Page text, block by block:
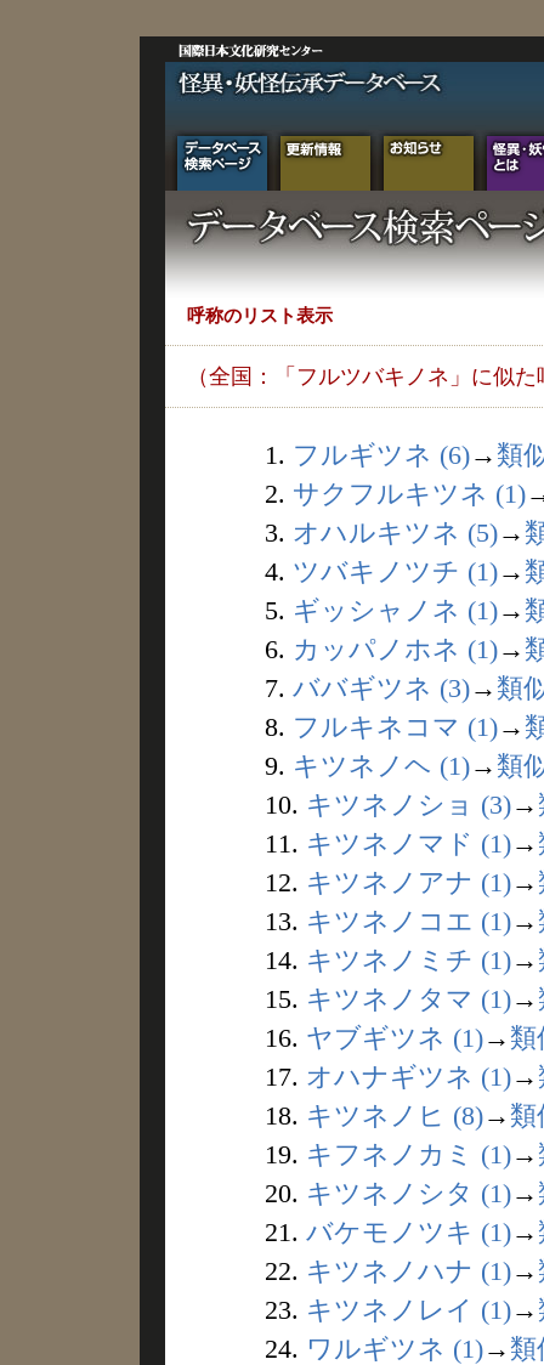
呼称のリスト表示
（全国：「フルツバキノネ」に似た
1. フルギツネ (6)→ 類
2. サクフルキツネ (1)
3. オハルキツネ (5)→
4. ツバキノツチ (1)→
5. ギッシャノネ (1)→
6. カッパノホネ (1)→
7. ババギツネ (3)→ 類
8. フルキネコマ (1)→
9. キツネノヘ (1)→ 類
10. キツネノショ (3)→
11. キツネノマド (1)→
12. キツネノアナ (1)→
13. キツネノコエ (1)→
14. キツネノミチ (1)→
15. キツネノタマ (1)→
16. ヤブギツネ (1)→ 類
17. オハナギツネ (1)→
18. キツネノヒ (8)→ 類
19. キフネノカミ (1)→
20. キツネノシタ (1)→
21. バケモノツキ (1)→
22. キツネノハナ (1)→
23. キツネノレイ (1)→
24. ワルギツネ (1)→ 類